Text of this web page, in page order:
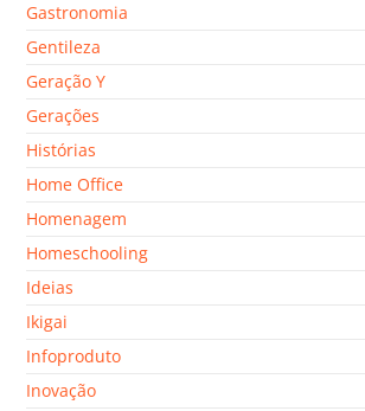
Gastronomia
Gentileza
Geração Y
Gerações
Histórias
Home Office
Homenagem
Homeschooling
Ideias
Ikigai
Infoproduto
Inovação